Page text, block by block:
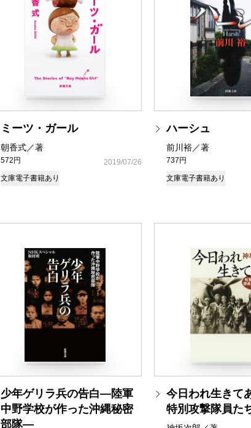
ミーツ・ガール
朝香式／著
572円
2019/07/26
文庫電子書籍あり
ハーシュ
前川裕／著
737円
文庫電子書籍あり
少年ゲリラ兵の告白―陸軍
中野学校が作った沖縄秘密
部隊―
今日われ生きて
特別攻撃隊員た